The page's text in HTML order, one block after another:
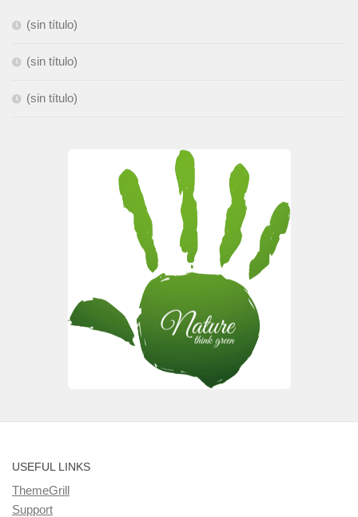
(sin título)
(sin título)
(sin título)
USEFUL LINKS
ThemeGrill
Support